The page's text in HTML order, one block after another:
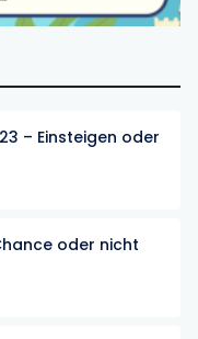
– Einsteigen oder
oder nicht